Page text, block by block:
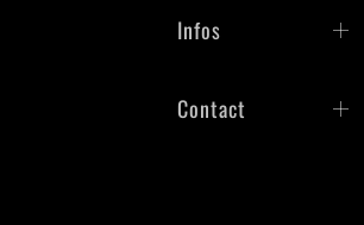
Infos
Contact